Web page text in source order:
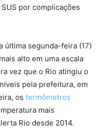
por complicações
última segunda-feira (17)
alto em uma escala
vez que o Rio atingiu o
pela prefeitura, em
os termômetros
mais
Rio desde 2014.